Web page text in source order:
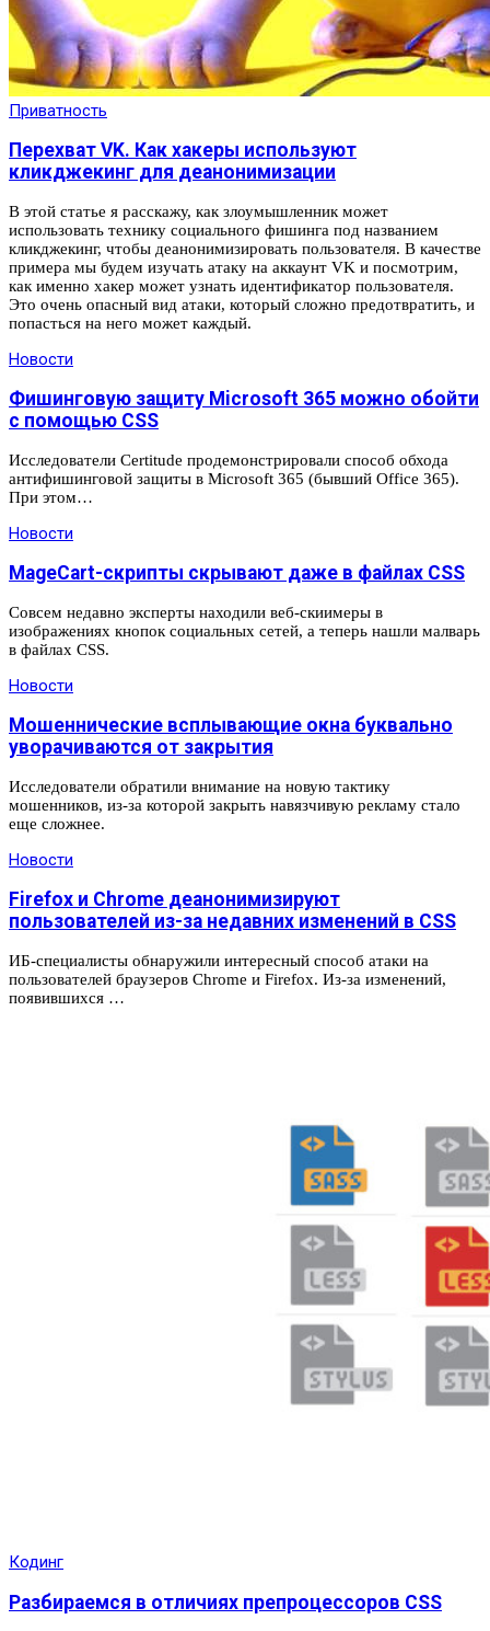
Приватность
Перехват VK. Как хакеры используют
кликджекинг для деанонимизации
В этой статье я расскажу, как злоумышленник может
использовать технику социального фишинга под названием
кликджекинг, чтобы деанонимизировать пользователя. В качестве
примера мы будем изучать атаку на аккаунт VK и посмотрим,
как именно хакер может узнать идентификатор пользователя.
Это очень опасный вид атаки, который сложно предотвратить, и
попасться на него может каждый.
Новости
Фишинговую защиту Microsoft 365 можно обойти
с помощью CSS
Исследователи Certitude продемонстрировали способ обхода
антифишинговой защиты в Microsoft 365 (бывший Office 365).
При этом…
Новости
MageCart-скрипты скрывают даже в файлах CSS
Совсем недавно эксперты находили веб-скиимеры в
изображениях кнопок социальных сетей, а теперь нашли малварь
в файлах CSS.
Новости
Мошеннические всплывающие окна буквально
уворачиваются от закрытия
Исследователи обратили внимание на новую тактику
мошенников, из-за которой закрыть навязчивую рекламу стало
еще сложнее.
Новости
Firefox и Chrome деанонимизируют
пользователей из-за недавних изменений в CSS
ИБ-специалисты обнаружили интересный способ атаки на
пользователей браузеров Chrome и Firefox. Из-за изменений,
появившихся …
Кодинг
Разбираемся в отличиях препроцессоров CSS